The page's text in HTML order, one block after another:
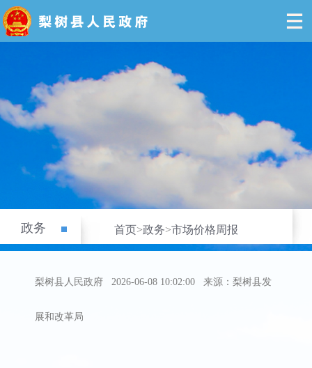
政务 首页>政务>市场价格周报
梨树县人民政府 2026-06-08 10:02:00 来源：梨树县发
展和改革局